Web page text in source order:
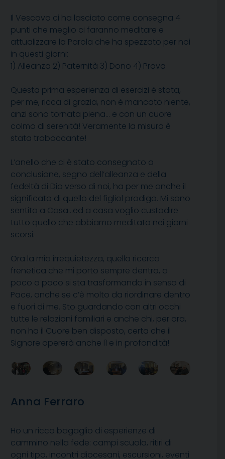
Il Vescovo ci ha lasciato come consegna 4
punti che meglio ci faranno meditare e
attualizzare la Parola che ha spezzato per noi
in questi giorni:
1) Alleanza 2) Paternità 3) Dono 4) Prova
Questa prima esperienza di esercizi è stata,
per me, ricca di grazia, non è mancato niente,
anzi sono tornata piena… e con un cuore
colmo di serenità! Veramente la misura è
stata traboccante!
L’anello che ci è stato consegnato a
conclusione, segno dell’alleanza e della
fedeltà di Dio verso di noi, ha per me anche il
significato di quello del figliol prodigo. Mi sono
sentita a Casa…ed a casa voglio custodire
tutto quello che abbiamo meditato nei giorni
scorsi.
Ora la mia irrequietezza, quella ricerca
frenetica che mi porto sempre dentro, a
poco a poco si sta trasformando in senso di
Pace, anche se c’è molto da riordinare dentro
e fuori di me. Sto guardando con altri occhi
tutte le relazioni familiari e anche chi, per ora,
non ha il Cuore ben disposto, certa che il
Signore opererà anche lì e in profondità!
Anna Ferraro
Ho un ricco bagaglio di esperienze di
cammino nella fede: campi scuola, ritiri di
ogni tipo, incontri diocesani, escursioni, eventi